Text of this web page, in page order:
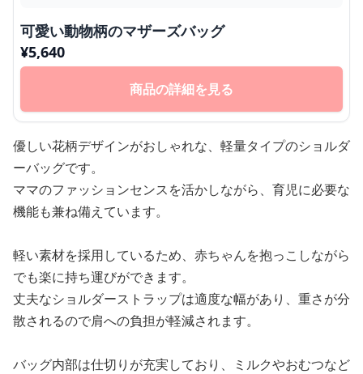
可愛い動物柄のマザーズバッグ
¥5,640
商品の詳細を見る
優しい花柄デザインがおしゃれな、軽量タイプのショルダ
ーバッグです。
ママのファッションセンスを活かしながら、育児に必要な
機能も兼ね備えています。
軽い素材を採用しているため、赤ちゃんを抱っこしながら
でも楽に持ち運びができます。
丈夫なショルダーストラップは適度な幅があり、重さが分
散されるので肩への負担が軽減されます。
バッグ内部は仕切りが充実しており、ミルクやおむつなど